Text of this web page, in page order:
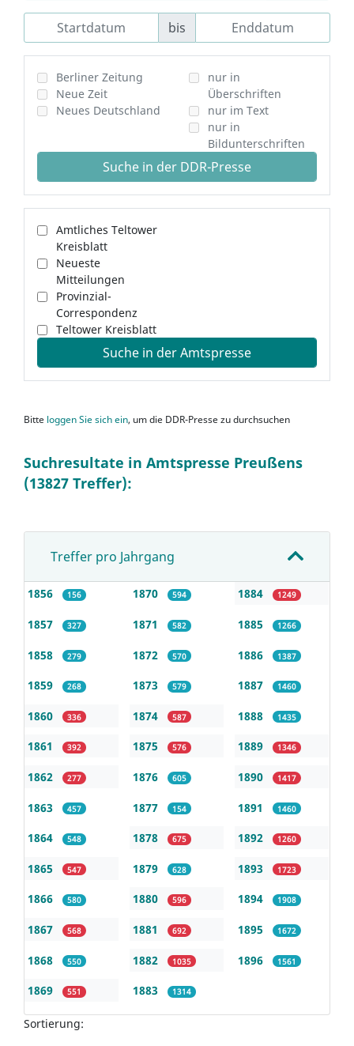
bis
Berliner Zeitung
Neue Zeit
Neues Deutschland
nur in
Überschriften
nur im Text
nur in
Bildunterschriften
Suche in der DDR-Presse
Amtliches Teltower
Kreisblatt
Neueste
Mitteilungen
Provinzial-
Correspondenz
Teltower Kreisblatt
Suche in der Amtspresse
Bitte loggen Sie sich ein, um die DDR-Presse zu durchsuchen
Suchresultate in Amtspresse Preußens
(13827 Treffer):
Treffer pro Jahrgang
1856 156
1857 327
1858 279
1859 268
1860 336
1861 392
1862 277
1863 457
1864 548
1865 547
1866 580
1867 568
1868 550
1869 551
1870 594
1871 582
1872 570
1873 579
1874 587
1875 576
1876 605
1877 154
1878 675
1879 628
1880 596
1881 692
1882 1035
1883 1314
1884 1249
1885 1266
1886 1387
1887 1460
1888 1435
1889 1346
1890 1417
1891 1460
1892 1260
1893 1723
1894 1908
1895 1672
1896 1561
Sortierung: